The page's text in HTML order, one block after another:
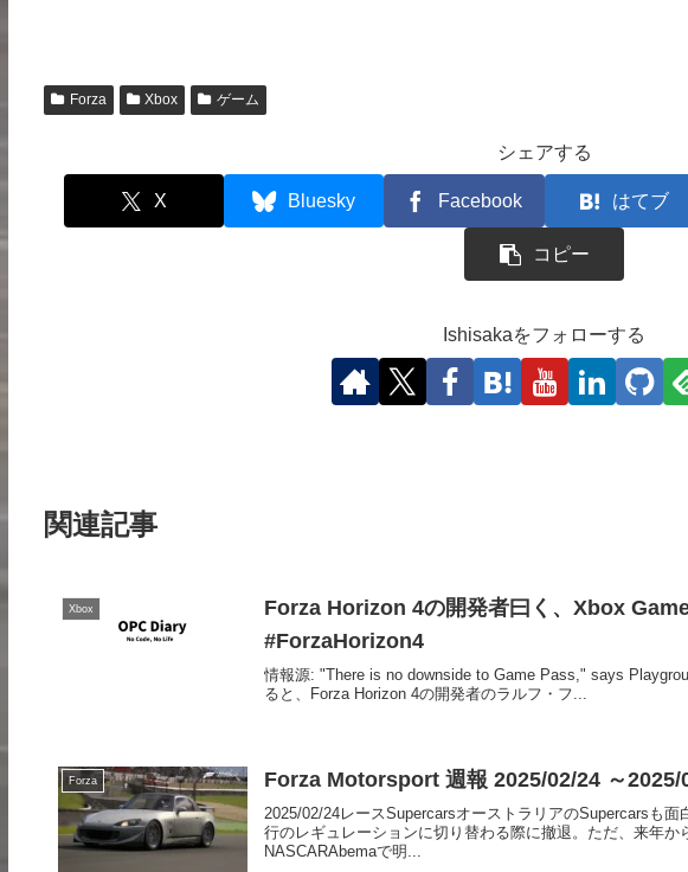
Forza Xbox ゲーム
シェアする
X Bluesky Facebook はてブ
コピー
Ishisakaをフォローする
関連記事
Xbox
Forza Horizon 4の開発者曰く、Xbox
#ForzaHorizon4
情報源: "There is no downside to Game Pass," says
ると、Forza Horizon 4の開発者のラルフ・フ...
Forza Forza Motorsport 週報 2025/02/24 ～
2025/02/24レースSupercarsオーストラリアのSupercarsも
行のレギュレーションに切り替わる際に撤退。ただ、来年か
NASCARAbemaで明...